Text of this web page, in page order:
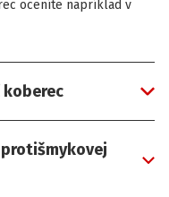
oceníte napríklad v